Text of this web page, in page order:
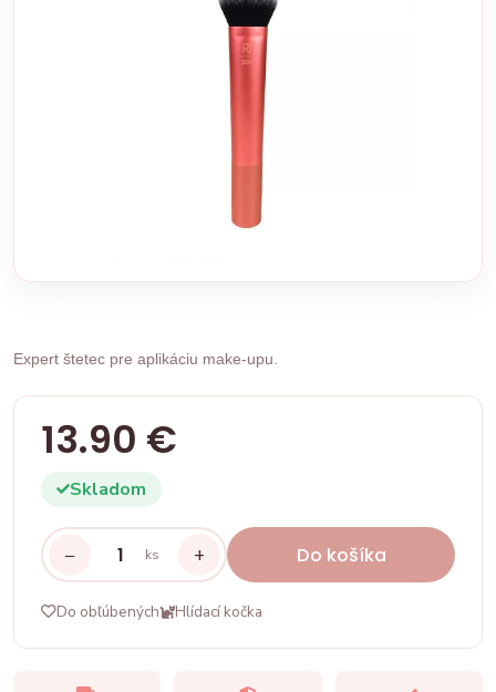
Expert štetec pre aplikáciu make-upu.
13.90 €
Skladom
− ks + Do košíka
Do obľúbených Hlídací kočka